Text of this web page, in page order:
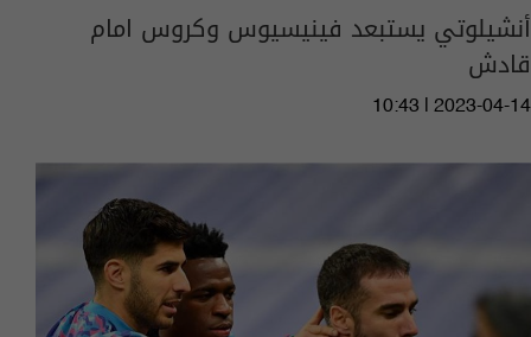
أنشيلوتي يستبعد فينيسيوس وكروس امام
قادش
10:43 | 2023-04-14